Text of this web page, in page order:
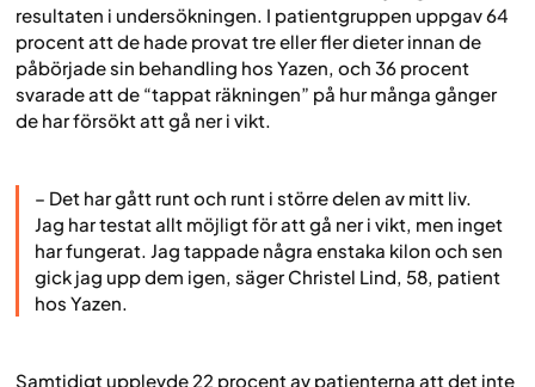
resultaten i undersökningen. I patientgruppen uppgav 64
procent att de hade provat tre eller fler dieter innan de
påbörjade sin behandling hos Yazen, och 36 procent
svarade att de “tappat räkningen” på hur många gånger
de har försökt att gå ner i vikt.
– Det har gått runt och runt i större delen av mitt liv.
Jag har testat allt möjligt för att gå ner i vikt, men inget
har fungerat. Jag tappade några enstaka kilon och sen
gick jag upp dem igen, säger Christel Lind, 58, patient
hos Yazen.
Samtidigt upplevde 22 procent av patienterna att det inte